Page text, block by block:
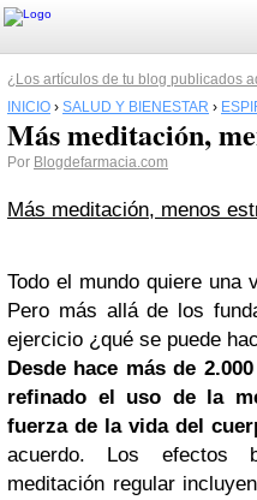
¿Los artículos de tu blog publicados
INICIO › SALUD Y BIENESTAR ›
Más meditación,
Por Blogdefarmacia.com
Más meditación, menos
Todo el mundo quiere una
Pero más allá de los
ejercicio ¿qué se puede
Desde hace más de
refinado el uso de la
fuerza de la vida del
acuerdo. Los efectos
meditación regular